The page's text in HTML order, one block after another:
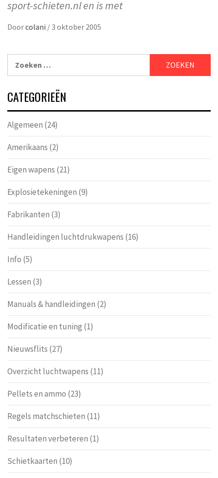
sport-schieten.nl en is met
Doorcolani / 3 oktober 2005
CATEGORIEËN
Algemeen (24)
Amerikaans (2)
Eigen wapens (21)
Explosietekeningen (9)
Fabrikanten (3)
Handleidingen luchtdrukwapens (16)
Info (5)
Lessen (3)
Manuals & handleidingen (2)
Modificatie en tuning (1)
Nieuwsflits (27)
Overzicht luchtwapens (11)
Pellets en ammo (23)
Regels matchschieten (11)
Resultaten verbeteren (1)
Schietkaarten (10)